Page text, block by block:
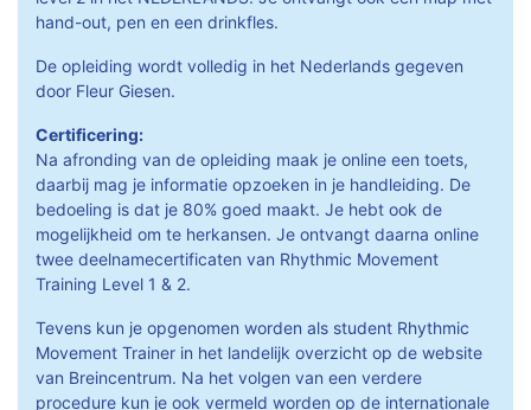
hand-out, pen en een drinkfles.
De opleiding wordt volledig in het Nederlands gegeven
door Fleur Giesen.
Certificering:
Na afronding van de opleiding maak je online een toets,
daarbij mag je informatie opzoeken in je handleiding. De
bedoeling is dat je 80% goed maakt. Je hebt ook de
mogelijkheid om te herkansen. Je ontvangt daarna online
twee deelnamecertificaten van Rhythmic Movement
Training Level 1 & 2.
Tevens kun je opgenomen worden als student Rhythmic
Movement Trainer in het landelijk overzicht op de website
van Breincentrum. Na het volgen van een verdere
procedure kun je ook vermeld worden op de internationale